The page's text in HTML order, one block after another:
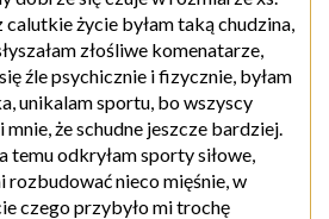
calutkie życie byłam taką chudzina,
złośliwe komenatarze,
źle psychicznie i fizycznie, byłam
unikalam sportu, bo wszyscy
mnie, że schudne jeszcze bardziej.
temu odkryłam sporty siłowe,
rozbudować nieco mięśnie, w
czego przybyło mi trochę